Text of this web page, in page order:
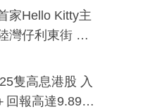
」宣傳短片
家Hello Kitty主
灣仔利東街 推
系列
隻高息港股 入
回報高達9.89